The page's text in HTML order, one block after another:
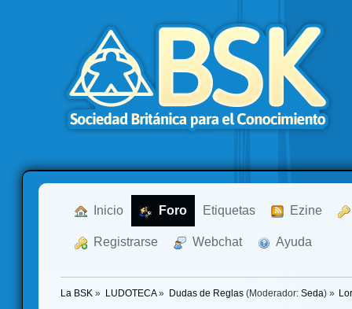
Inicio Foro Etiquetas Ezine
Registrarse Webchat Ayuda
La BSK » LUDOTECA» Dudas de Reglas(Moderador: Seda) »